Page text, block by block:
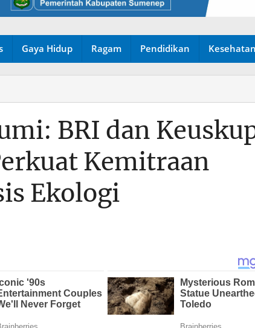
Gaya Hidup Ragam Pendidikan Kesehatan
BRI dan
Kemitraan
Ekologi